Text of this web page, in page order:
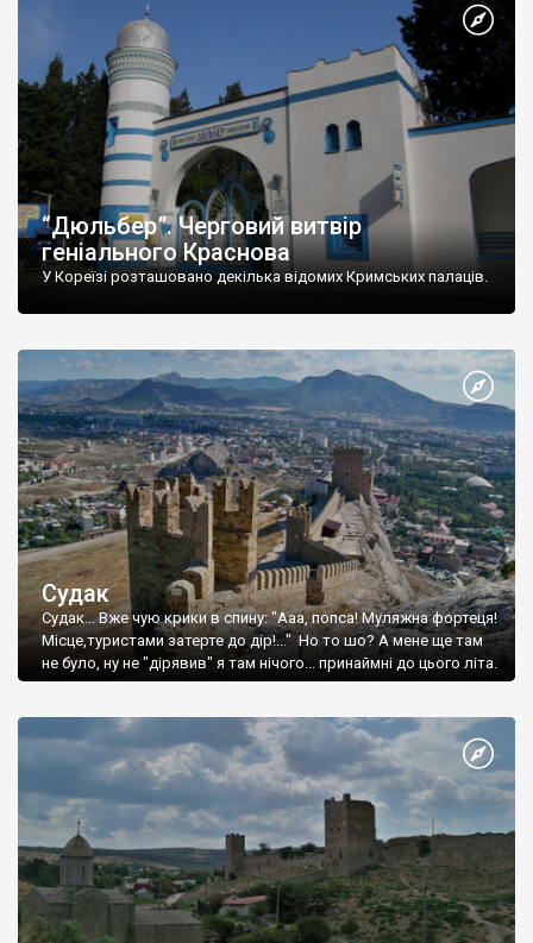
“Дюльбер”. Черговий витвір
геніального Краснова
У Кореїзі розташовано декілька відомих Кримських палаців.
Судак
Судак... Вже чую крики в спину: "Ааа, попса! Муляжна фортеця!
Місце,туристами затерте до дір!..." Но то шо? А мене ще там
не було, ну не "дірявив" я там нічого... принаймні до цього літа.